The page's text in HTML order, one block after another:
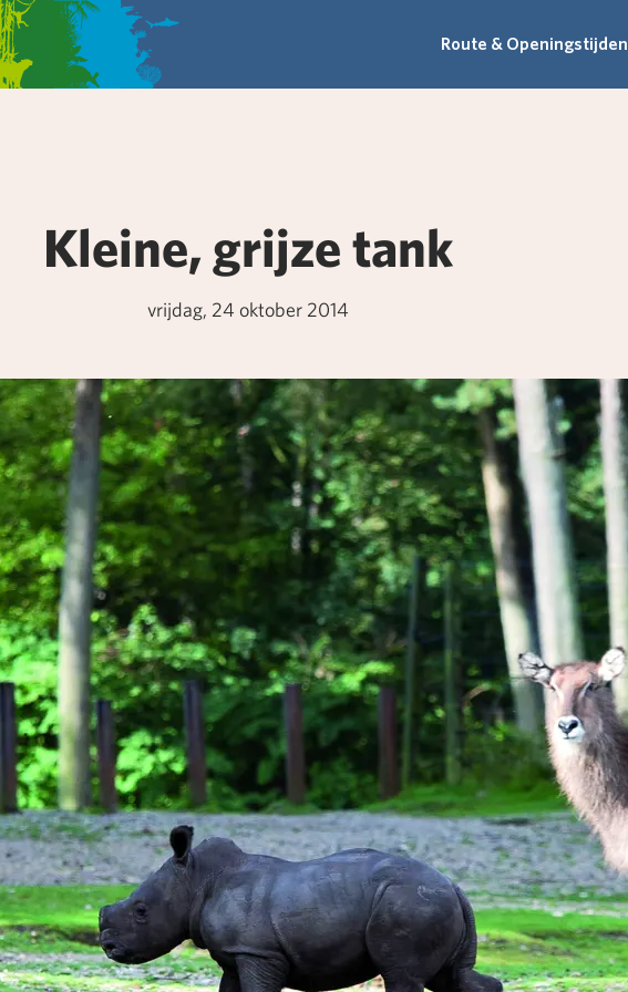
Route & Openingstijden
Kleine, grijze tank
vrijdag, 24 oktober 2014